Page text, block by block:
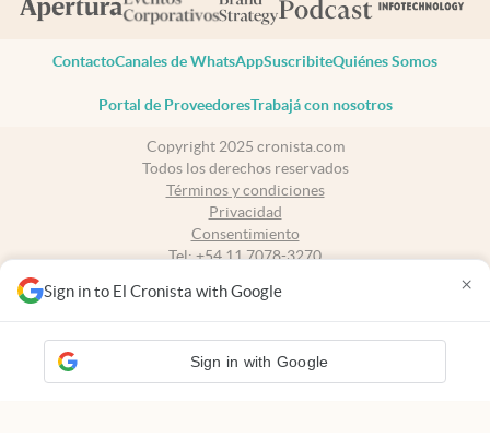
Sign in to El Cronista with Google ×
Sign in with Google
ContactoCanales de WhatsAppSuscribiteQuiénes Somos
Portal de ProveedoresTrabajá con nosotros
Copyright 2025 cronista.com
Todos los derechos reservados
Términos y condiciones
Privacidad
Consentimiento
Tel: +54 11 7078-3270
cronista.comes propiedad de El Cronista Comercial S.A Registro de
N° de edición: 10.951 - 8 de agosto de 2026
Director Periodístico: Hernán de Goñi